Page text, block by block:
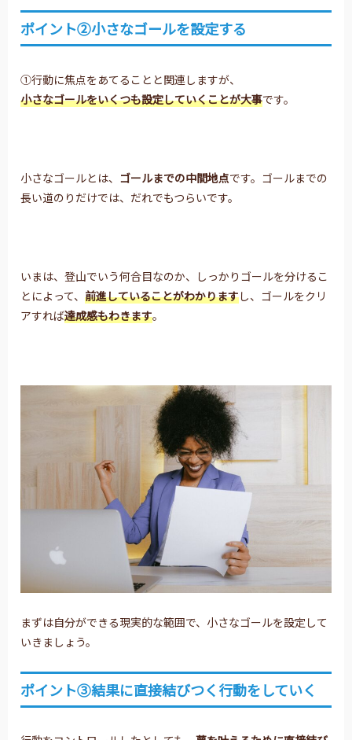
ポイント②小さなゴールを設定する
①行動に焦点をあてることと関連しますが、
小さなゴールをいくつも設定していくことが大事です。
小さなゴールとは、 ゴールまでの中間地点です。ゴールまでの
長い道のりだけでは、だれでもつらいです。
いまは、登山でいう何合目なのか、しっかりゴールを分けるこ
とによって、 前進していることがわかりますし、ゴールをクリ
アすれば達成感もわきます。
まずは自分ができる現実的な範囲で、小さなゴールを設定して
いきましょう。
ポイント③結果に直接結びつく行動をしていく